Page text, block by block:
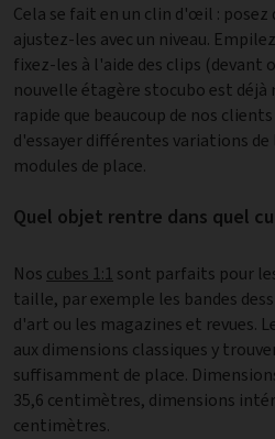
Cela se fait en un clin d'œil : posez
ajustez-les avec un niveau.
fixez-les à l'aide des clips (devant
nouvelle étagère stocubo est déjà
rapide que beaucoup de nos
d'essayer différentes variations
modules de place.
Quel objet rentre dans quel
Nos cubes 1:1 sont parfaits pour
taille, par exemple les bandes
d'art ou les magazines et revues.
aux dimensions classiques y
suffisamment de place.
35,6 centimètres, dimensions
centimètres.